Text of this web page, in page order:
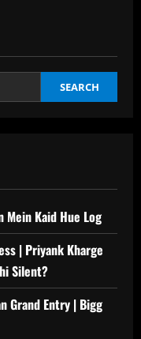
SEARCH
Mein Kaid Hue Log
| Priyank Kharge
Silent?
Grand Entry | Bigg